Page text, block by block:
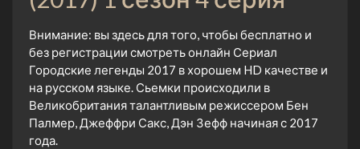
Внимание: вы здесь для того, чтобы бесплатно и
без регистрации смотреть онлайн Сериал
Городские легенды 2017 в хорошем HD качестве и
на русском языке. Сьемки происходили в
Великобритания талантливым режиссером Бен
Палмер, Джеффри Сакс, Дэн Зефф начиная с 2017
года.